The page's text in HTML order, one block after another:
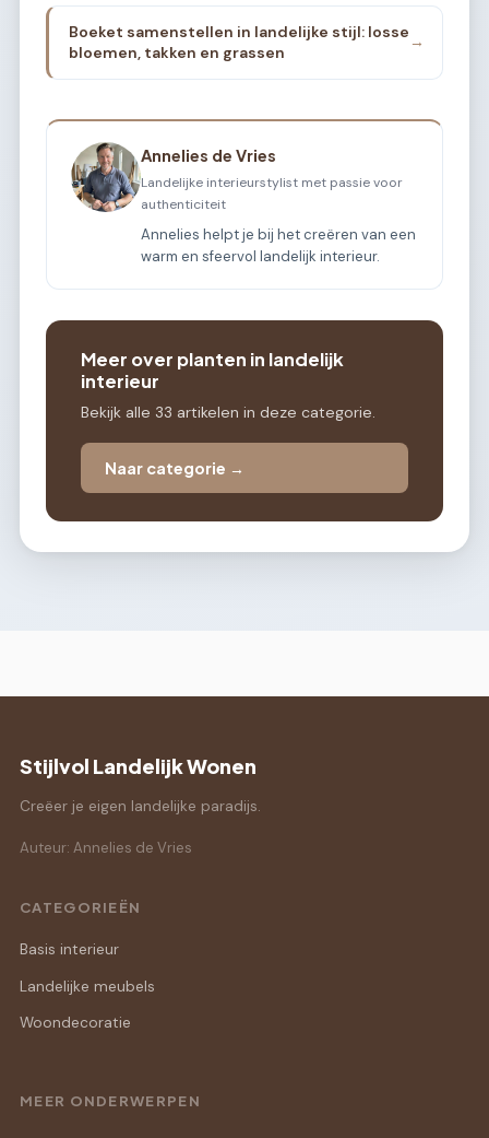
Boeket samenstellen in landelijke stijl: losse
bloemen, takken en grassen
→
Annelies de Vries
Landelijke interieurstylist met passie voor
authenticiteit
Annelies helpt je bij het creëren van een
warm en sfeervol landelijk interieur.
Meer over planten in landelijk
interieur
Bekijk alle 33 artikelen in deze categorie.
Naar categorie →
Stijlvol Landelijk Wonen
Creëer je eigen landelijke paradijs.
Auteur: Annelies de Vries
CATEGORIEËN
Basis interieur
Landelijke meubels
Woondecoratie
MEER ONDERWERPEN